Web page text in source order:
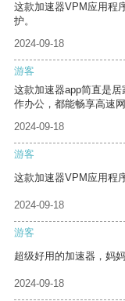
这款加速器VPM应用程
护。
2024-09-18
游客
这款加速器app简直是
作办公，都能畅享高速
2024-09-18
游客
这款加速器VPM应用程
2024-09-18
游客
超级好用的加速器，妈
2024-09-18